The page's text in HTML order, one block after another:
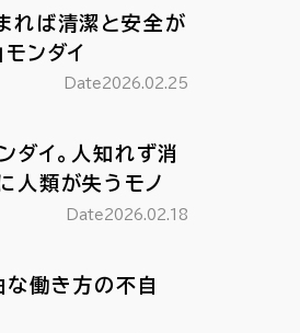
れば清潔と安全が
モンダイ
Date2026.02.25
ダイ。人知れず消
人類が失うモノ
Date2026.02.18
な働き方の不自